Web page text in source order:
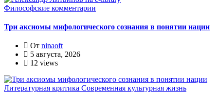
Философские комментарии
Три аксиомы мифологического сознания в понятии нации
От ninaoft
5 августа, 2026
12 views
Литературная критика Современная культурная жизнь